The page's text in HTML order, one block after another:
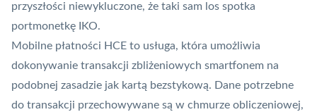
przyszłości niewykluczone, że taki sam los spotka
portmonetkę IKO.
Mobilne płatności HCE to usługa, która umożliwia
dokonywanie transakcji zbliżeniowych smartfonem na
podobnej zasadzie jak kartą bezstykową. Dane potrzebne
do transakcji przechowywane są w chmurze obliczeniowej,